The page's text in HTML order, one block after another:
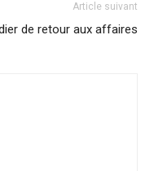
Article suivant
de retour aux affaires